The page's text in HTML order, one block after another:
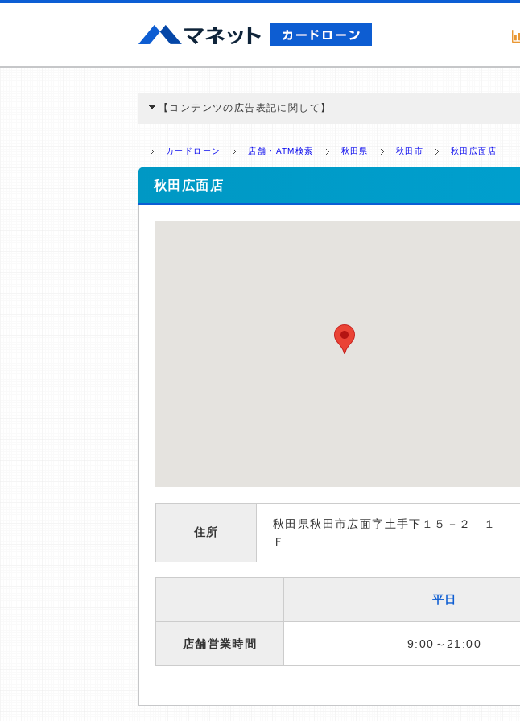
【コンテンツの広告表記に関して】
ミ収集などに基づき、公平性を担保した情報提供を行っています。
>提携企業一覧
カードローン 店舗・ATM検索 秋田県 秋田市 秋田広面店
秋田広面店
住所
秋田県秋田市広面字土手下１５－２ １
Ｆ
平日
店舗営業時間 9:00～21:00